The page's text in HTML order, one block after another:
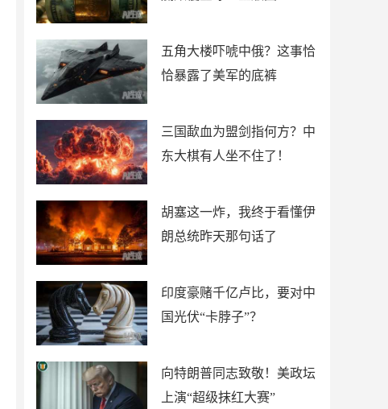
五角大楼吓唬中俄？这事恰
恰暴露了美军的底裤
三国歃血为盟剑指何方？中
东大棋有人坐不住了！
胡塞这一炸，我终于看懂伊
朗总统昨天那句话了
印度豪赌千亿卢比，要对中
国光伏“卡脖子”？
向特朗普同志致敬！美政坛
上演“超级抹红大赛”